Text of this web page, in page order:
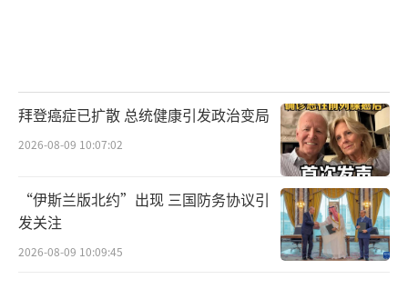
拜登癌症已扩散 总统健康引发政治变局
2026-08-09 10:07:02
“伊斯兰版北约”出现 三国防务协议引
发关注
2026-08-09 10:09:45